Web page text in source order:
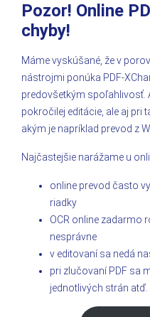
Pozor! Online
chyby!
Máme vyskúšané, že v
nástrojmi ponúka PDF-
predovšetkým spoľahlivosť.
pokročilej editácie, ale aj pri
akým je napríklad prevod z
Najčastejšie narážame u
online prevod často
riadky
OCR online zadarmo
nesprávne
v editovaní sa nedá
pri zlučovaní PDF sa
jednotlivých strán atď.